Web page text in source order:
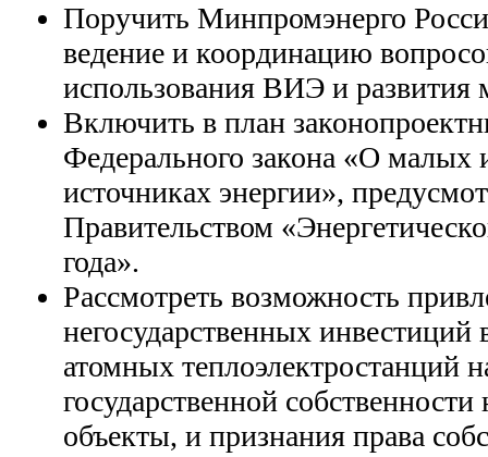
Поручить Минпромэнерго
ведение и координацию
использования ВИЭ и развития
Включить в план
Федерального закона «О малых
источниках энергии»,
Правительством
года».
Рассмотреть возможность
негосударственных инвестиций
атомных теплоэлектростанций
государственной собственности
объекты, и признания права